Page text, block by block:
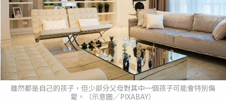
雖然都是自己的孩子，但少部分父母對其中一個孩子可能會特別偏
愛。（示意圖／PIXABAY）